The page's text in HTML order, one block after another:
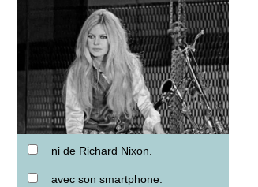
ni de Richard Nixon.
avec son smartphone.